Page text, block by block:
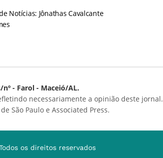
Notícias: Jônathas Cavalcante
- Farol - Maceió/AL.
necessariamente a opinião deste jornal.
São Paulo e Associated Press.
os direitos reservados